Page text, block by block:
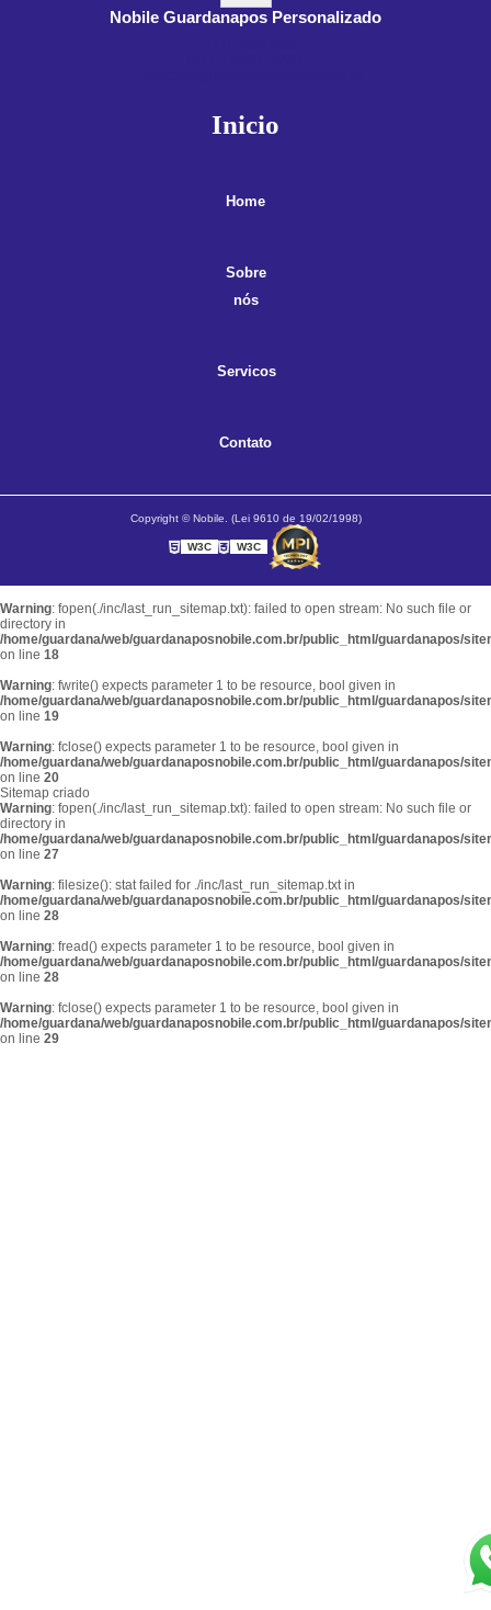
Nobile Guardanapos Personalizado
Inicio
Home
Sobre
nós
Servicos
Contato
Copyright © Nobile. (Lei 9610 de 19/02/1998)
W3C W3C
Warning: fopen(./inc/last_run_sitemap.txt): failed to open stream: No such file or
directory in
/home/guardana/web/guardanaposnobile.com.br/public_html/guardanapos/
on line 18
Warning: fwrite() expects parameter 1 to be resource, bool given in
/home/guardana/web/guardanaposnobile.com.br/public_html/guardanapos/
on line 19
Warning: fclose() expects parameter 1 to be resource, bool given in
/home/guardana/web/guardanaposnobile.com.br/public_html/guardanapos/
on line 20
Sitemap criado
Warning: fopen(./inc/last_run_sitemap.txt): failed to open stream: No such file or
directory in
/home/guardana/web/guardanaposnobile.com.br/public_html/guardanapos/
on line 27
Warning: filesize(): stat failed for ./inc/last_run_sitemap.txt in
/home/guardana/web/guardanaposnobile.com.br/public_html/guardanapos/
on line 28
Warning: fread() expects parameter 1 to be resource, bool given in
/home/guardana/web/guardanaposnobile.com.br/public_html/guardanapos/
on line 28
Warning: fclose() expects parameter 1 to be resource, bool given in
/home/guardana/web/guardanaposnobile.com.br/public_html/guardanapos/
on line 29